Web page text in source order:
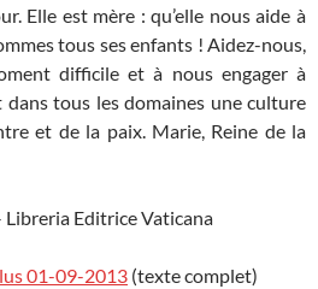
Elle est mère : qu’elle nous aide à
tous ses enfants ! Aidez-nous,
difficile et à nous engager à
tous les domaines une culture
et de la paix. Marie, Reine de la
Editrice Vaticana
01-09-2013 (texte complet)